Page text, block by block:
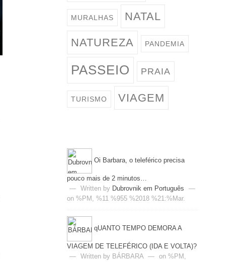
MURALHAS NATAL
NATUREZA PANDEMIA
PASSEIO PRAIA
TURISMO VIAGEM
Oi Barbara, o teleférico precisa
pouco mais de 2 minutos…
—
Written by Dubrovnik em Português
—
on %PM, %11 %955 %2018 %21:%Mar.
qUANTO TEMPO DEMORA A
VIAGEM DE TELEFÉRICO (IDA E VOLTA)?
—
Written by BÁRBARA —
on %PM,